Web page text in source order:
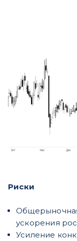
Риски
ускорения
Усиление